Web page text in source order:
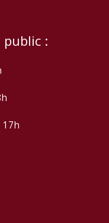
public :
17h